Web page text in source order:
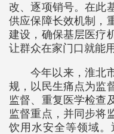
改、逐项销号。在此
供应保障长效机制，
建设，确保基层医疗
让群众在家门口就能用
今年以来，淮北
规，以民生痛点为监
监督、重复医学检查
监督重点，并同步将
饮用水安全等领域